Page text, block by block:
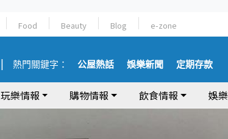
Food Beauty Blog e-zone
熱門關鍵字： 公屋熱話 娛樂新聞 定期存款
玩樂情報 購物情報 飲食情報 娛樂